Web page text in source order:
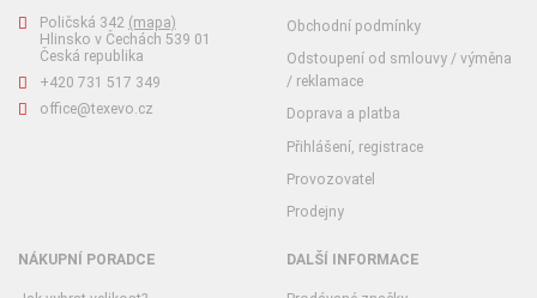
Poličská 342 (mapa)
Hlinsko v Čechách 539 01
Česká republika
+420 731 517 349
office@texevo.cz
Obchodní podmínky
Odstoupení od smlouvy / výměna
/ reklamace
Doprava a platba
Přihlášení, registrace
Provozovatel
Prodejny
NÁKUPNÍ PORADCE DALŠÍ INFORMACE